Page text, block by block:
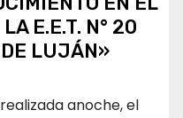
E.E.T. N° 20
LUJÁN»
anoche, el